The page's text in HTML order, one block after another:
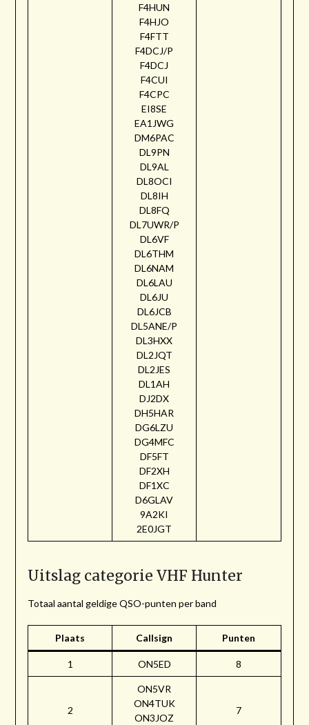
F4HUN
F4HJO
F4FTT
F4DCJ/P
F4DCJ
F4CUI
F4CPC
EI8SE
EA1JWG
DM6PAC
DL9PN
DL9AL
DL8OCI
DL8IH
DL8FQ
DL7UWR/P
DL6VF
DL6THM
DL6NAM
DL6LAU
DL6JU
DL6JCB
DL5ANE/P
DL3HXX
DL2JQT
DL2JES
DL1AH
DJ2DX
DH5HAR
DG6LZU
DG4MFC
DF5FT
DF2XH
DF1XC
D6GLAV
9A2KI
2E0JGT
Uitslag categorie VHF Hunter
Totaal aantal geldige QSO-punten per band
Plaats Callsign Punten
1 ON5ED 8
2
ON5VR
ON4TUK
ON3JOZ
7